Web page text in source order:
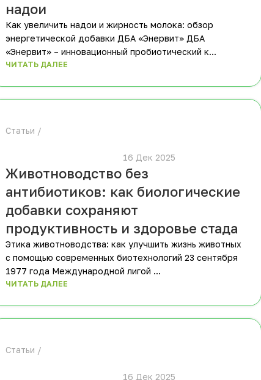
надои
Как увеличить надои и жирность молока: обзор
энергетической добавки ДБА «Энервит» ДБА
«Энервит» – инновационный пробиотический к...
ЧИТАТЬ ДАЛЕЕ
Статьи
Животноводство без
антибиотиков: как биологические
добавки сохраняют
продуктивность и здоровье стада
Этика животноводства: как улучшить жизнь животных
с помощью современных биотехнологий 23 сентября
1977 года Международной лигой ...
ЧИТАТЬ ДАЛЕЕ
Статьи